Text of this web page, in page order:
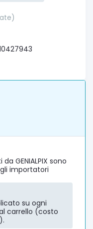
GENIALPIX sono
importatori
su ogni
carrello (costo